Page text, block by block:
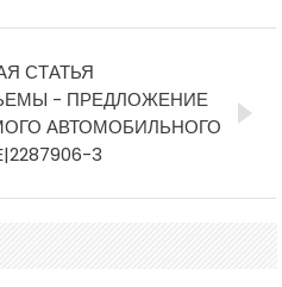
СТАТЬЯ
- ПРЕДЛОЖЕНИЕ
АВТОМОБИЛЬНОГО
3